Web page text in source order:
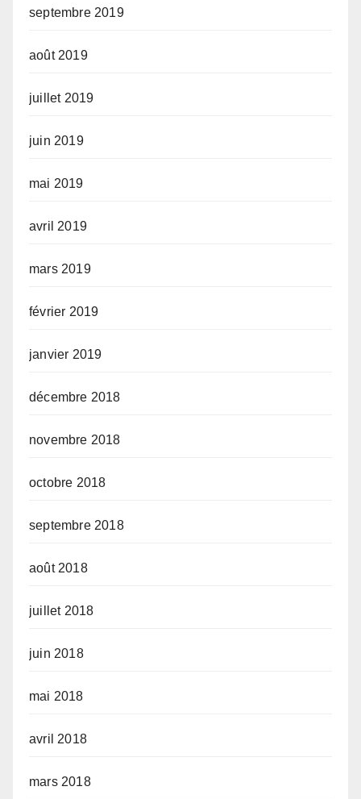
septembre 2019
août 2019
juillet 2019
juin 2019
mai 2019
avril 2019
mars 2019
février 2019
janvier 2019
décembre 2018
novembre 2018
octobre 2018
septembre 2018
août 2018
juillet 2018
juin 2018
mai 2018
avril 2018
mars 2018